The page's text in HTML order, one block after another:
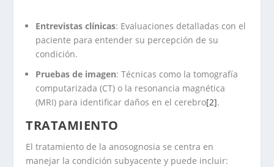
Entrevistas clínicas: Evaluaciones detalladas con el
paciente para entender su percepción de su
condición.
Pruebas de imagen: Técnicas como la tomografía
computarizada (CT) o la resonancia magnética
(MRI) para identificar daños en el cerebro[2].
TRATAMIENTO
El tratamiento de la anosognosia se centra en
manejar la condición subyacente y puede incluir: